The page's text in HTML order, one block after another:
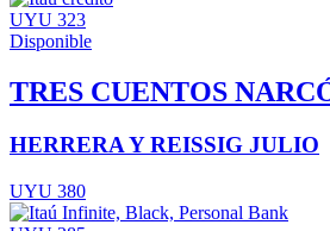
UYU 323
Disponible
TRES CUENTOS
HERRERA Y REISSIG JULIO
UYU 380